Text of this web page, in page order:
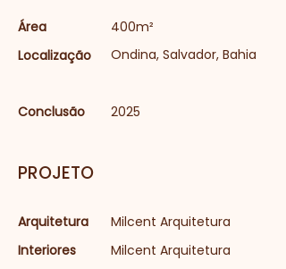
Área
400m²
Localização
Ondina, Salvador, Bahia
Conclusão 2025
PROJETO
Milcent Arquitetura
Arquitetura
Interiores
Milcent Arquitetura